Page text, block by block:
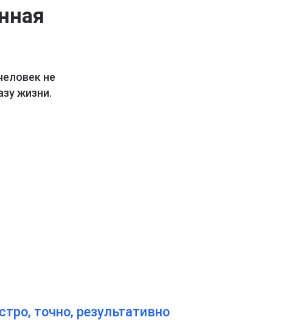
не
жизни.
точно, результативно